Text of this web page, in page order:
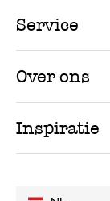
Service
Over ons
Inspiratie